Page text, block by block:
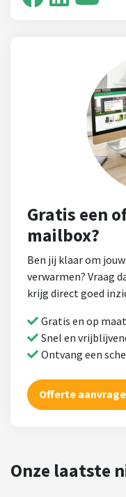
Gratis een
mailbox?
Ben jij klaar om
verwarmen? Vraag
krijg direct goed
Gratis en op
Snel en
Ontvang een
Offerte
Onze laatste